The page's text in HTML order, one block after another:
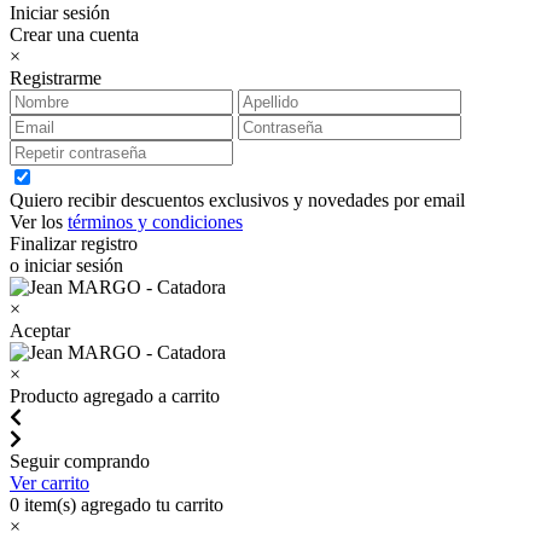
Iniciar sesión
Crear una cuenta
×
Registrarme
Quiero recibir descuentos exclusivos y novedades por email
Ver los términos y condiciones
Finalizar registro
o iniciar sesión
×
Aceptar
×
Producto agregado a carrito
Seguir comprando
Ver carrito
0 item(s) agregado tu carrito
×